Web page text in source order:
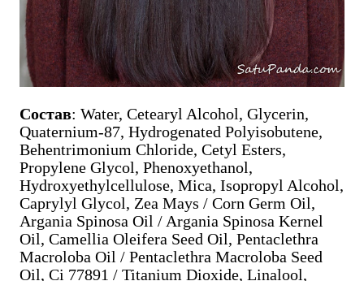
Состав: Water, Cetearyl Alcohol, Glycerin,
Quaternium-87, Hydrogenated Polyisobutene,
Behentrimonium Chloride, Cetyl Esters,
Propylene Glycol, Phenoxyethanol,
Hydroxyethylcellulose, Mica, Isopropyl Alcohol,
Caprylyl Glycol, Zea Mays / Corn Germ Oil,
Argania Spinosa Oil / Argania Spinosa Kernel
Oil, Camellia Oleifera Seed Oil, Pentaclethra
Macroloba Oil / Pentaclethra Macroloba Seed
Oil, Ci 77891 / Titanium Dioxide, Linalool,